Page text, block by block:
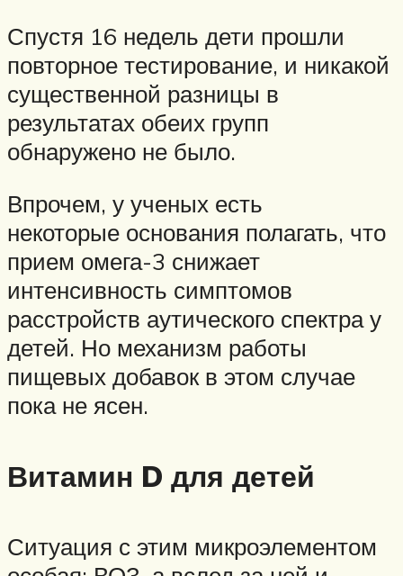
Спустя 16 недель дети прошли
повторное тестирование, и никакой
существенной разницы в
результатах обеих групп
обнаружено не было.
Впрочем, у ученых есть
некоторые основания полагать, что
прием омега-3 снижает
интенсивность симптомов
расстройств аутического спектра у
детей. Но механизм работы
пищевых добавок в этом случае
пока не ясен.
Витамин D для детей
Ситуация с этим микроэлементом